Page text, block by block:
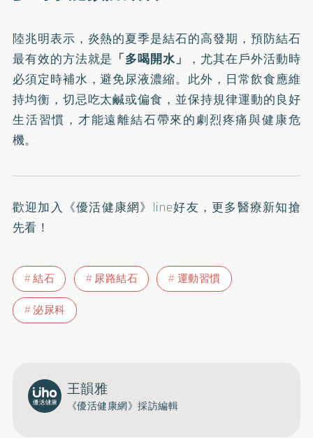
陸兆明表示，炎熱的夏季是結石的高發期，預防結石
最有效的方法就是 「多喝開水」
，尤其在戶外活動時
必須定時補水，避免尿液濃縮。此外，日常飲食應維
持均衡，切忌吃太鹹或偏食，並保持規律運動的良好
生活習慣，才能遠離結石帶來的劇烈疼痛與健康危
機。
歡迎加入 《優活健康網》line好友 ，更多醫療新知搶
先看！
結石 尿路結石
運動習慣
泌尿科
王韻雅
《優活健康網》採訪編輯